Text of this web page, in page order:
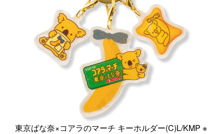
東京ばな奈×コアラのマーチ キーホルダー(C)L/KMP ※